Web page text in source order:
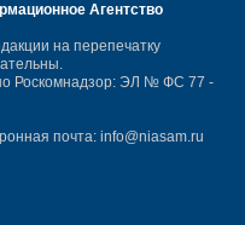
Агентство
на перепечатку
Роскомнадзор: ЭЛ № ФС 77 -
почта: info@niasam.ru